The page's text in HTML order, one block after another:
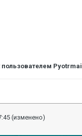
пользователем Pyotrmai
(изменено)